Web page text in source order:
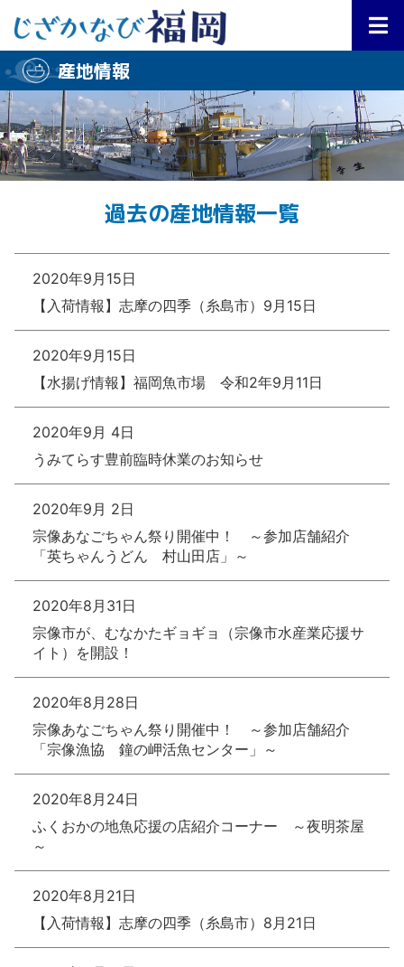
産地情報
過去の産地情報一覧
2020年9月15日
【入荷情報】志摩の四季（糸島市）9月15日
2020年9月15日
【水揚げ情報】福岡魚市場 令和2年9月11日
2020年9月 4日
うみてらす豊前臨時休業のお知らせ
2020年9月 2日
宗像あなごちゃん祭り開催中！ ～参加店舗紹介
「英ちゃんうどん 村山田店」～
2020年8月31日
宗像市が、むなかたギョギョ（宗像市水産業応援サ
イト）を開設！
2020年8月28日
宗像あなごちゃん祭り開催中！ ～参加店舗紹介
「宗像漁協 鐘の岬活魚センター」～
2020年8月24日
ふくおかの地魚応援の店紹介コーナー ～夜明茶屋
～
2020年8月21日
【入荷情報】志摩の四季（糸島市）8月21日